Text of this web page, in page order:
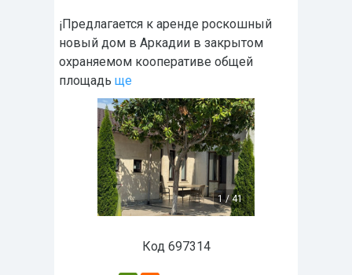
¡Предлагается к аренде роскошный
новый дом в Аркадии в закрытом
охраняемом кооперативе общей
площадь ще
1/41
Код 697314